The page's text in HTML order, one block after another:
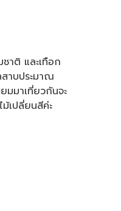
าติ และเทือก
าบประมาณ
มาเที่ยวกันจะ
เปลี่ยนสีค่ะ